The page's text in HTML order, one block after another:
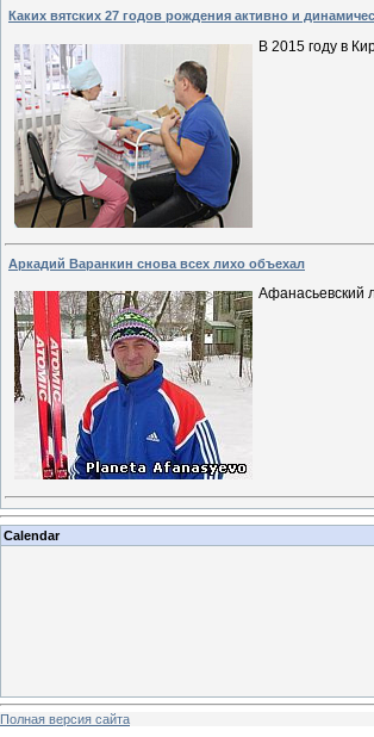
Каких вятских 27 годов рождения активно и
В 2015 году в
Аркадий Варанкин снова всех лихо объехал
Афанасьевский
Calendar
Полная версия сайта